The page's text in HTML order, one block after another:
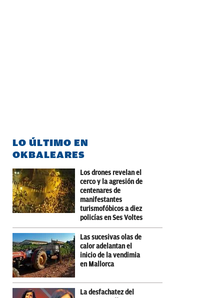
LO ÚLTIMO EN
OKBALEARES
Los drones revelan el
cerco y la agresión de
centenares de
manifestantes
turismofóbicos a diez
policías en Ses Voltes
Las sucesivas olas de
calor adelantan el
inicio de la vendimia
en Mallorca
La desfachatez del